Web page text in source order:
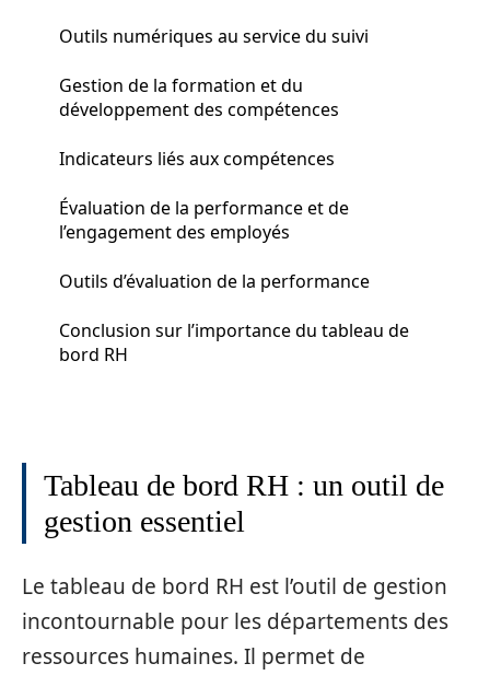
Outils numériques au service du suivi
Gestion de la formation et du
développement des compétences
Indicateurs liés aux compétences
Évaluation de la performance et de
l’engagement des employés
Outils d’évaluation de la performance
Conclusion sur l’importance du tableau de
bord RH
Tableau de bord RH : un outil de
gestion essentiel
Le tableau de bord RH est l’outil de gestion
incontournable pour les départements des
ressources humaines. Il permet de